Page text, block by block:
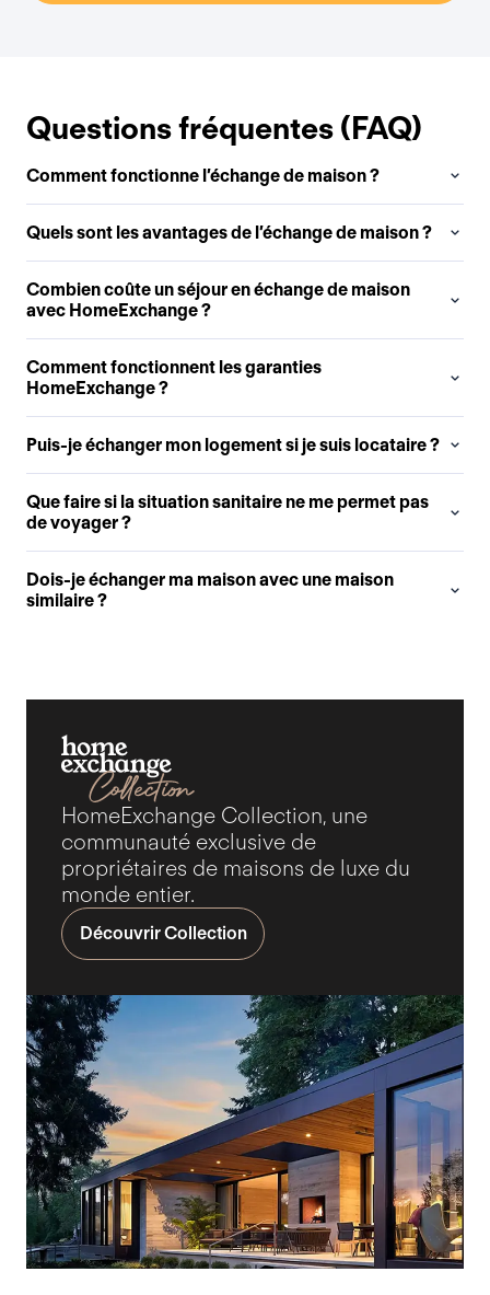
Questions fréquentes (FAQ)
Comment fonctionne l’échange de maison ?
Quels sont les avantages de l’échange de maison ?
Combien coûte un séjour en échange de maison
avec HomeExchange ?
Comment fonctionnent les garanties
HomeExchange ?
Puis-je échanger mon logement si je suis locataire ?
Que faire si la situation sanitaire ne me permet pas
de voyager ?
Dois-je échanger ma maison avec une maison
similaire ?
HomeExchange Collection, une
communauté exclusive de
propriétaires de maisons de luxe du
monde entier.
Découvrir Collection